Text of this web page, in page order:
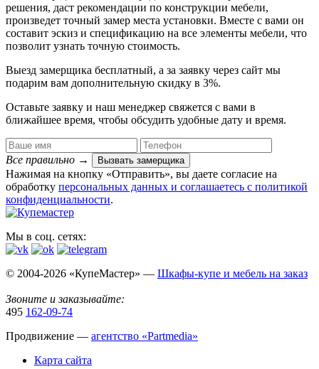
решения, даст рекомендации по конструкции мебели,
произведет точный замер места установки. Вместе с вами он
составит эскиз и спецификацию на все элементы мебели, что
позволит узнать точную стоимость.
Выезд замерщика бесплатный, а за заявку через сайт мы
подарим вам дополнительную скидку в 3%.
Оставьте заявку и наш менеджер свяжется с вами в
ближайшее время, чтобы обсудить удобные дату и время.
Все правильно → Вызвать замерщика
Нажимая на кнопку «Отправить», вы даете согласие на
обработку персональных данных​ и соглашаетесь c политикой
конфиденциальности.
Мы в соц. сетях:
© 2004-2026 «КупеМастер» — Шкафы-купе и мебель на заказ
Звоните и заказывайте:
495 162-09-74
Продвижение — агентство «Partmedia»
Карта сайта